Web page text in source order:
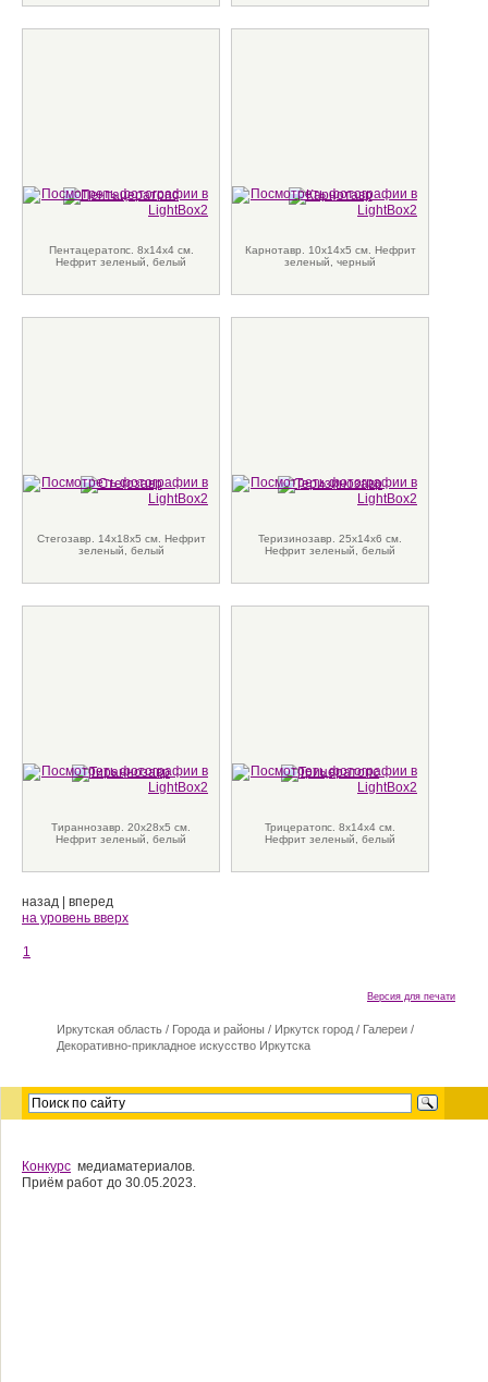
Пентацератопс. 8х14х4 см.
Нефрит зеленый, белый
Карнотавр. 10х14х5 см. Нефрит
зеленый, черный
Стегозавр. 14х18х5 см. Нефрит
зеленый, белый
Теризинозавр. 25х14х6 см.
Нефрит зеленый, белый
Тираннозавр. 20х28х5 см.
Нефрит зеленый, белый
Трицератопс. 8х14х4 см.
Нефрит зеленый, белый
назад
вперед
на уровень вверх
1
Версия для печати
Иркутская область / Города и районы / Иркутск город / Галереи /
Декоративно-прикладное искусство Иркутска
Конкурс медиаматериалов.
Приём работ до 30.05.2023.